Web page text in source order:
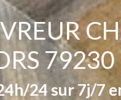
79230
24 sur 7j/7